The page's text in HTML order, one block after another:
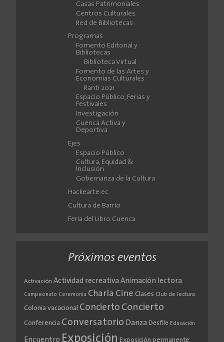
Casas Patrimoniales
Centros Culturales
Red de Bibliotecas
Programas
Fomento Editorial y
Bibliotecas
Biblioteca Virtual
Fomento de las Artes y
Economías Culturales
Ranti 2021
Espacio Público, Ferias y
Festivales
Investigación
Cuenca Activa y
Deportiva
Ejes
Espacio Público
Cultura, Equidad &
Inclusión
Gobernanza de la Cultura
Hackearte.ec
Cultura de Barrio
Feria del Libro Cuenca
Próximos eventos
Activación Actividad recreativa Animación lectora
Campeonato Ceremonia Charla Cine Clases Club de lectura
Colonia vacacional Concierto Concierto
Conferencia Conversatorio Danza Desfile Educación
Encuentro Exposición Exposición permanente